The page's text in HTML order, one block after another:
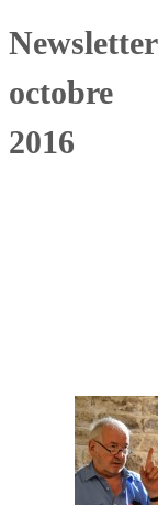
Newsletter
octobre
2016